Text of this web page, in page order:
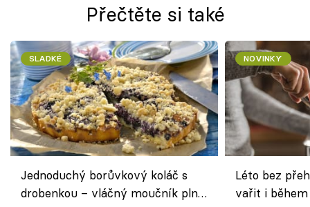
Přečtěte si také
SLADKÉ
Jednoduchý borůvkový koláč s
drobenkou – vláčný moučník plný
NOVINKY
Léto bez
vařit i